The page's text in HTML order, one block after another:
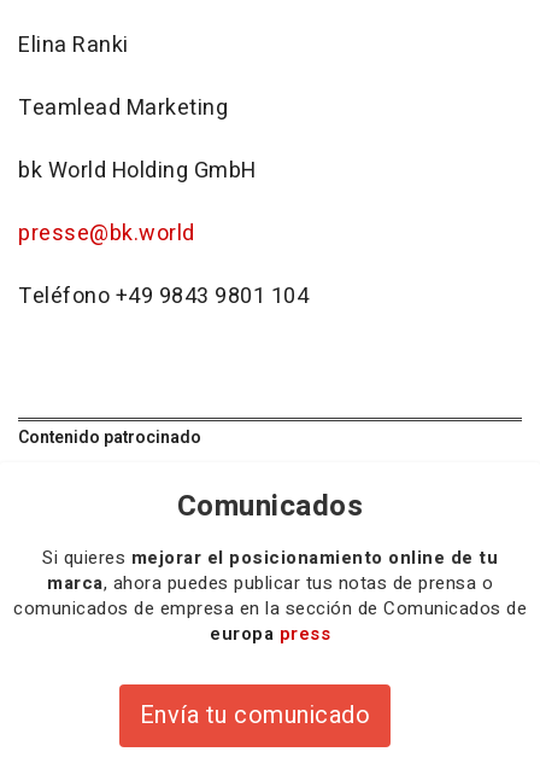
Elina Ranki
Teamlead Marketing
bk World Holding GmbH
presse@bk.world
Teléfono +49 9843 9801 104
Contenido patrocinado
Comunicados
Si quieres mejorar el posicionamiento online de tu
marca, ahora puedes publicar tus notas de prensa o
comunicados de empresa en la sección de Comunicados de
europa press
Envía tu comunicado